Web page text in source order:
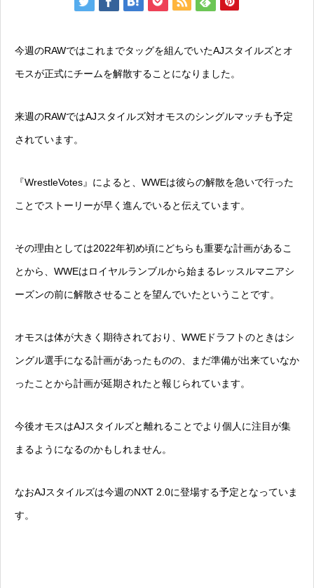
今週のRAWではこれまでタッグを組んでいたAJスタイルズとオ
モスが正式にチームを解散することになりました。
来週のRAWではAJスタイルズ対オモスのシングルマッチも予定
されています。
『WrestleVotes』によると、WWEは彼らの解散を急いで行った
ことでストーリーが早く進んでいると伝えています。
その理由としては2022年初め頃にどちらも重要な計画があるこ
とから、WWEはロイヤルランブルから始まるレッスルマニアシ
ーズンの前に解散させることを望んでいたということです。
オモスは体が大きく期待されており、WWEドラフトのときはシ
ングル選手になる計画があったものの、まだ準備が出来ていなか
ったことから計画が延期されたと報じられています。
今後オモスはAJスタイルズと離れることでより個人に注目が集
まるようになるのかもしれません。
なおAJスタイルズは今週のNXT 2.0に登場する予定となっていま
す。